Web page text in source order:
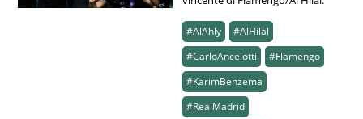
#AlAhly
#AlHilal
#CarloAncelotti
#Flamengo
#KarimBenzema
#RealMadrid